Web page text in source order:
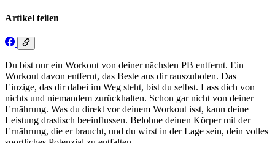
Artikel teilen
Du bist nur ein Workout von deiner nächsten PB entfernt. Ein
Workout davon entfernt, das Beste aus dir rauszuholen. Das
Einzige, das dir dabei im Weg steht, bist du selbst. Lass dich von
nichts und niemandem zurückhalten. Schon gar nicht von deiner
Ernährung. Was du direkt vor deinem Workout isst, kann deine
Leistung drastisch beeinflussen. Belohne deinen Körper mit der
Ernährung, die er braucht, und du wirst in der Lage sein, dein volles